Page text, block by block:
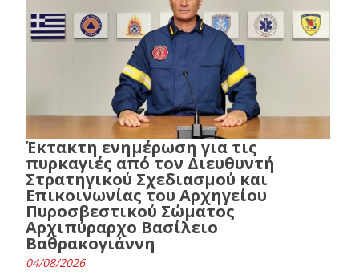
Έκτακτη ενημέρωση για τις
πυρκαγιές από τον Διευθυντή
Στρατηγικού Σχεδιασμού και
Επικοινωνίας του Αρχηγείου
Πυροσβεστικού Σώματος
Αρχιπύραρχο Βασίλειο
Βαθρακογιάννη
04/08/2026